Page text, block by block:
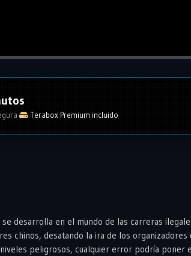
· Terabox Premium incluido
desarrolla en el mundo de las carreras
chinos, desatando la ira de los
peligrosos, cualquier error podría